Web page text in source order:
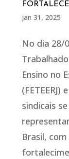
jan 31, 2025
No dia 28/
Ensino no
sindicais
Brasil,